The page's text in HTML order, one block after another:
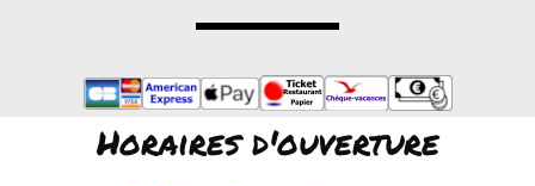
Horaires d'ouverture